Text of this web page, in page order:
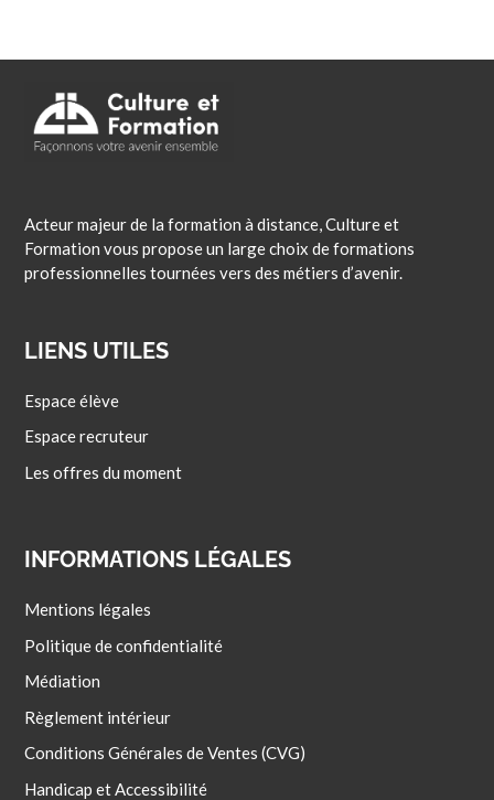
Acteur majeur de la formation à distance, Culture et
Formation vous propose un large choix de formations
professionnelles tournées vers des métiers d’avenir.
LIENS UTILES
Espace élève
Espace recruteur
Les offres du moment
INFORMATIONS LÉGALES
Mentions légales
Politique de confidentialité
Médiation
Règlement intérieur
Conditions Générales de Ventes (CVG)
Handicap et Accessibilité